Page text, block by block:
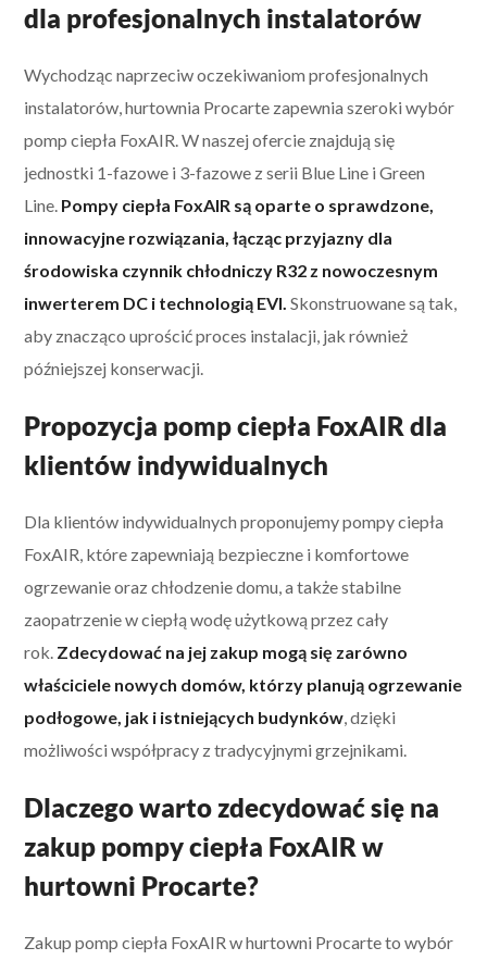
dla profesjonalnych instalatorów
Wychodząc naprzeciw oczekiwaniom profesjonalnych
instalatorów, hurtownia Procarte zapewnia szeroki wybór
pomp ciepła FoxAIR. W naszej ofercie znajdują się
jednostki 1-fazowe i 3-fazowe z serii Blue Line i Green
Line. Pompy ciepła FoxAIR są oparte o sprawdzone,
innowacyjne rozwiązania, łącząc przyjazny dla
środowiska czynnik chłodniczy R32 z nowoczesnym
inwerterem DC i technologią EVI. Skonstruowane są tak,
aby znacząco uprościć proces instalacji, jak również
późniejszej konserwacji.
Propozycja pomp ciepła FoxAIR dla
klientów indywidualnych
Dla klientów indywidualnych proponujemy pompy ciepła
FoxAIR, które zapewniają bezpieczne i komfortowe
ogrzewanie oraz chłodzenie domu, a także stabilne
zaopatrzenie w ciepłą wodę użytkową przez cały
rok. Zdecydować na jej zakup mogą się zarówno
właściciele nowych domów, którzy planują ogrzewanie
podłogowe, jak i istniejących budynków, dzięki
możliwości współpracy z tradycyjnymi grzejnikami.
Dlaczego warto zdecydować się na
zakup pompy ciepła FoxAIR w
hurtowni Procarte?
Zakup pomp ciepła FoxAIR w hurtowni Procarte to wybór